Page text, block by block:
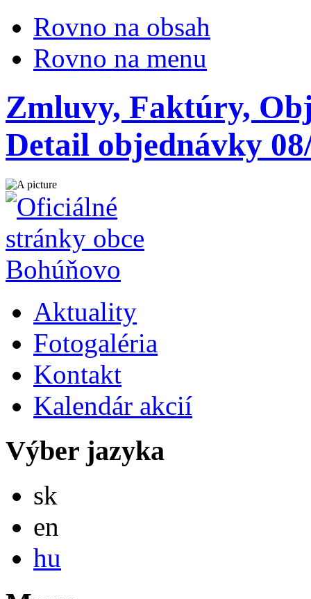
Rovno na obsah
Rovno na menu
Zmluvy, Faktúry,
Detail objednávky
Aktuality
Fotogaléria
Kontakt
Kalendár akcií
Výber jazyka
sk
en
hu